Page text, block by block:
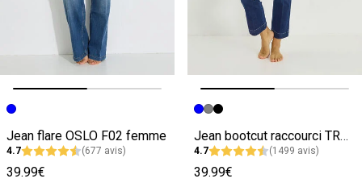
Image précédente
Image suivante
Jean flare OSLO F02 femme
4.7 (677 avis)
39.99€
Image précédente
Image suivante
Jean bootcut raccourci TROPEZ RB02 femme
4.7 (1499 avis)
39.99€